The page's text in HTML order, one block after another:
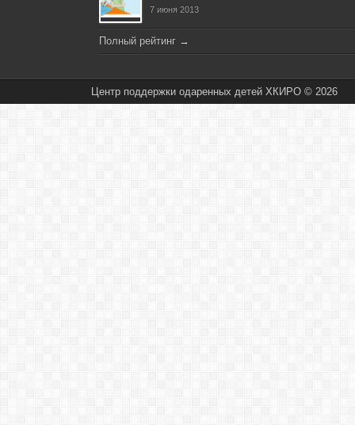
7 июня 2013
Полный рейтинг →
Центр поддержки одаренных детей ХКИРО © 2026